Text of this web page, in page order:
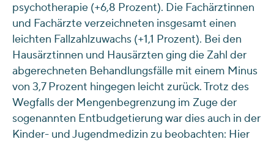
psychotherapie (+6,8 Prozent). Die Fachärztinnen
und Fachärzte verzeichneten insgesamt einen
leichten Fallzahlzuwachs (+1,1 Prozent). Bei den
Hausärztinnen und Hausärzten ging die Zahl der
abgerechneten Behandlungsfälle mit einem Minus
von 3,7 Prozent hingegen leicht zurück. Trotz des
Wegfalls der Mengenbegrenzung im Zuge der
sogenannten Entbudgetierung war dies auch in der
Kinder- und Jugendmedizin zu beobachten: Hier